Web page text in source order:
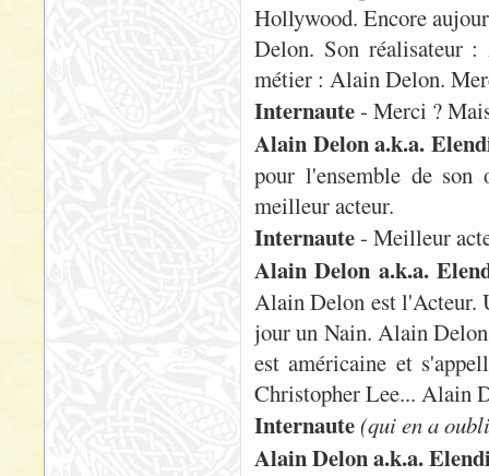
Hollywood. Encore
Delon. Son réalisateur
métier : Alain Delon.
Internaute- Merci ?
Alain Delon a.k.a.
pour l'ensemble de
meilleur acteur.
Internaute- Meilleur
Alain Delon a.k.a.
Alain Delon est l'Acteur.
jour un Nain. Alain Delon
est américaine et
Christopher Lee... Alain
Internaute(qui en a
Alain Delon a.k.a.